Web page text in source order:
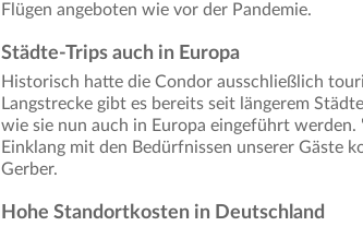
Flügen angeboten wie vor der Pandemie.
Städte-Trips auch in Europa
Historisch hatte die Condor ausschließlich
Langstrecke gibt es bereits seit längerem
wie sie nun auch in Europa eingeführt
Einklang mit den Bedürfnissen unserer Gäste
Gerber.
Hohe Standortkosten in Deutschland